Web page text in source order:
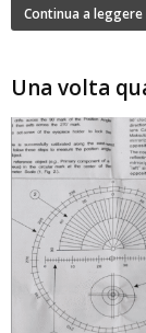
Continua a leggere
Una volta